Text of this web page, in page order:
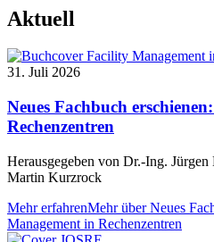
Aktuell
31. Juli 2026
Neues Fachbuch
Rechenzentren
Herausgegeben von Dr.-Ing.
Martin Kurzrock
Mehr erfahrenMehr über Neues
Management in Rechenzentren